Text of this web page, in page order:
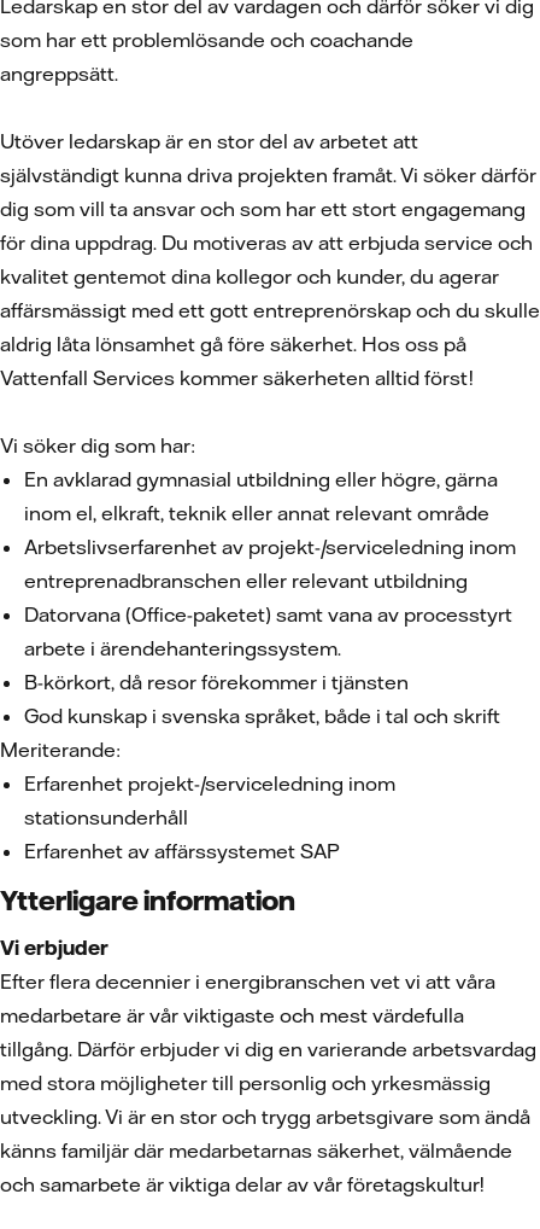
Ledarskap en stor del av vardagen och därför söker vi dig
som har ett problemlösande och coachande
angreppsätt.
Utöver ledarskap är en stor del av arbetet att
självständigt kunna driva projekten framåt. Vi söker därför
dig som vill ta ansvar och som har ett stort engagemang
för dina uppdrag. Du motiveras av att erbjuda service och
kvalitet gentemot dina kollegor och kunder, du agerar
affärsmässigt med ett gott entreprenörskap och du skulle
aldrig låta lönsamhet gå före säkerhet. Hos oss på
Vattenfall Services kommer säkerheten alltid först!
Vi söker dig som har:
En avklarad gymnasial utbildning eller högre, gärna
inom el, elkraft, teknik eller annat relevant område
Arbetslivserfarenhet av projekt-/serviceledning inom
entreprenadbranschen eller relevant utbildning
Datorvana (Office-paketet) samt vana av processtyrt
arbete i ärendehanteringssystem.
B-körkort, då resor förekommer i tjänsten
God kunskap i svenska språket, både i tal och skrift
Meriterande:
Erfarenhet projekt-/serviceledning inom
stationsunderhåll
Erfarenhet av affärssystemet SAP
Ytterligare information
Vi erbjuder
Efter flera decennier i energibranschen vet vi att våra
medarbetare är vår viktigaste och mest värdefulla
tillgång. Därför erbjuder vi dig en varierande arbetsvardag
med stora möjligheter till personlig och yrkesmässig
utveckling. Vi är en stor och trygg arbetsgivare som ändå
känns familjär där medarbetarnas säkerhet, välmående
och samarbete är viktiga delar av vår företagskultur!